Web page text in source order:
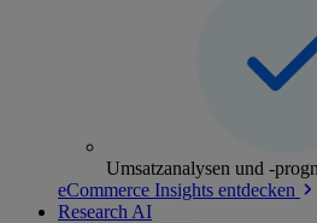
Umsatzanalysen und -
eCommerce Insights entdecken
Research AI